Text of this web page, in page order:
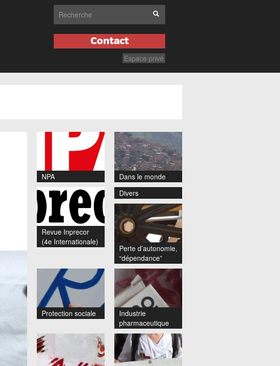
Contact
Espace privé
NPA Dans le monde
Revue Inprecor
(4e Internationale)
Divers
Perte d’autonomie,
“dépendance”
Protection sociale
Industrie
pharmaceutique